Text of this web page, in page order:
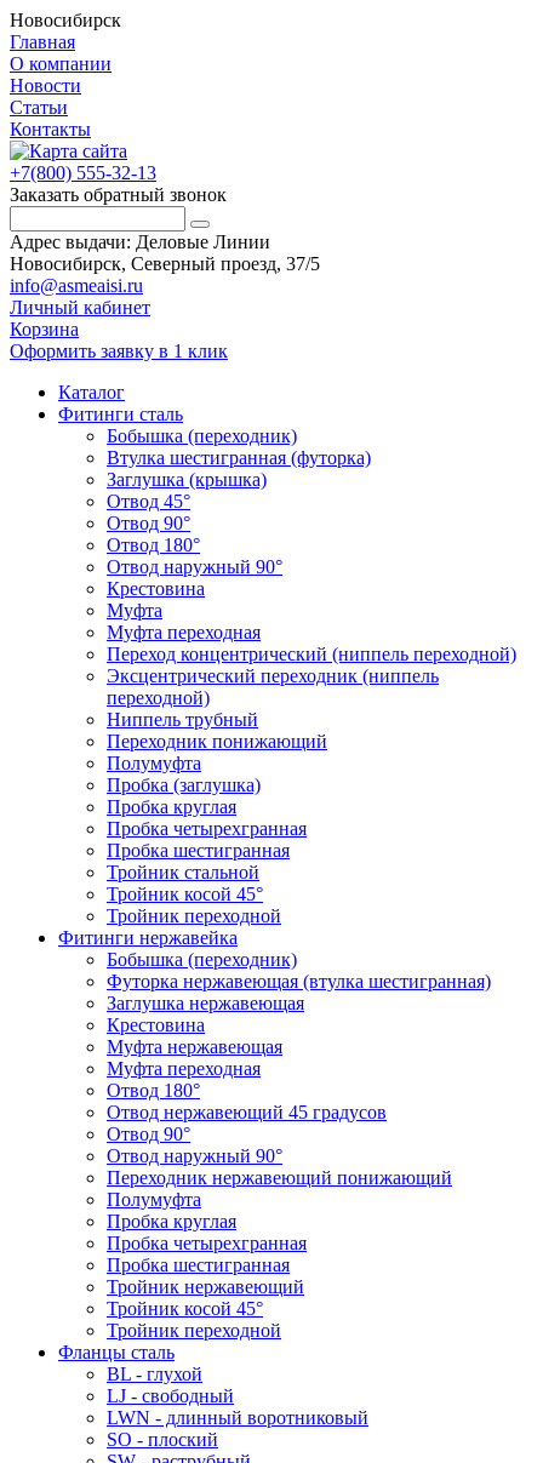
Новосибирск
Главная
О компании
Новости
Статьи
Контакты
+7(800) 555-32-13
Заказать обратный звонок
Адрес выдачи: Деловые Линии
Новосибирск, Северный проезд, 37/5
info@asmeaisi.ru
Личный кабинет
Корзина
Оформить заявку в 1 клик
Каталог
Фитинги сталь
Бобышка (переходник)
Втулка шестигранная (футорка)
Заглушка (крышка)
Отвод 45°
Отвод 90°
Отвод 180°
Отвод наружный 90°
Крестовина
Муфта
Муфта переходная
Переход концентрический (ниппель переходной)
Эксцентрический переходник (ниппель
переходной)
Ниппель трубный
Переходник понижающий
Полумуфта
Пробка (заглушка)
Пробка круглая
Пробка четырехгранная
Пробка шестигранная
Тройник стальной
Тройник косой 45°
Тройник переходной
Фитинги нержавейка
Бобышка (переходник)
Футорка нержавеющая (втулка шестигранная)
Заглушка нержавеющая
Крестовина
Муфта нержавеющая
Муфта переходная
Отвод 180°
Отвод нержавеющий 45 градусов
Отвод 90°
Отвод наружный 90°
Переходник нержавеющий понижающий
Полумуфта
Пробка круглая
Пробка четырехгранная
Пробка шестигранная
Тройник нержавеющий
Тройник косой 45°
Тройник переходной
Фланцы сталь
BL - глухой
LJ - свободный
LWN - длинный воротниковый
SO - плоский